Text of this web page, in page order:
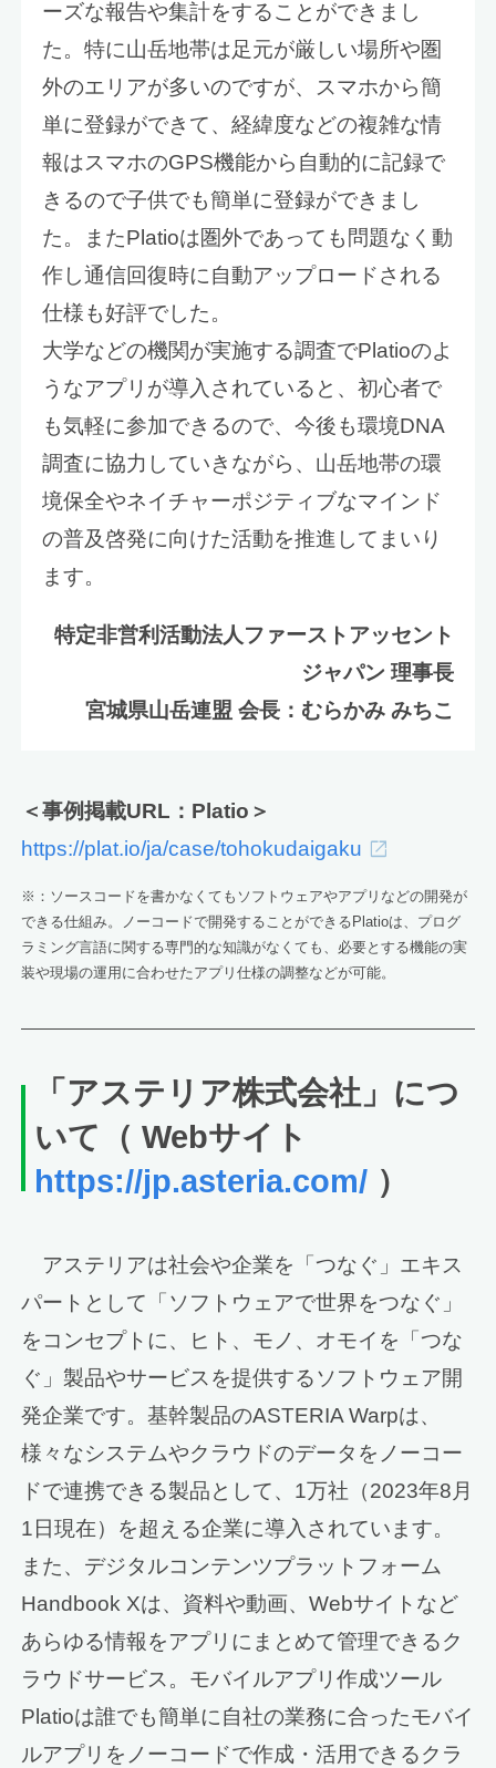
ーズな報告や集計をすることができまし
た。特に山岳地帯は足元が厳しい場所や圏
外のエリアが多いのですが、スマホから簡
単に登録ができて、経緯度などの複雑な情
報はスマホのGPS機能から自動的に記録で
きるので子供でも簡単に登録ができまし
た。またPlatioは圏外であっても問題なく動
作し通信回復時に自動アップロードされる
仕様も好評でした。
大学などの機関が実施する調査でPlatioのよ
うなアプリが導入されていると、初心者で
も気軽に参加できるので、今後も環境DNA
調査に協力していきながら、山岳地帯の環
境保全やネイチャーポジティブなマインド
の普及啓発に向けた活動を推進してまいり
ます。
特定非営利活動法人ファーストアッセント
ジャパン 理事長
宮城県山岳連盟 会長：むらかみ みちこ
＜事例掲載URL：Platio＞
https://plat.io/ja/case/tohokudaigaku
※：ソースコードを書かなくてもソフトウェアやアプリなどの開発が
できる仕組み。ノーコードで開発することができるPlatioは、プログ
ラミング言語に関する専門的な知識がなくても、必要とする機能の実
装や現場の運用に合わせたアプリ仕様の調整などが可能。
「アステリア株式会社」につ
いて（ Webサイト
https://jp.asteria.com/ ）
アステリアは社会や企業を「つなぐ」エキス
パートとして「ソフトウェアで世界をつなぐ」
をコンセプトに、ヒト、モノ、オモイを「つな
ぐ」製品やサービスを提供するソフトウェア開
発企業です。基幹製品のASTERIA Warpは、
様々なシステムやクラウドのデータをノーコー
ドで連携できる製品として、1万社（2023年8月
1日現在）を超える企業に導入されています。
また、デジタルコンテンツプラットフォーム
Handbook Xは、資料や動画、Webサイトなど
あらゆる情報をアプリにまとめて管理できるク
ラウドサービス。モバイルアプリ作成ツール
Platioは誰でも簡単に自社の業務に合ったモバイ
ルアプリをノーコードで作成・活用できるクラ